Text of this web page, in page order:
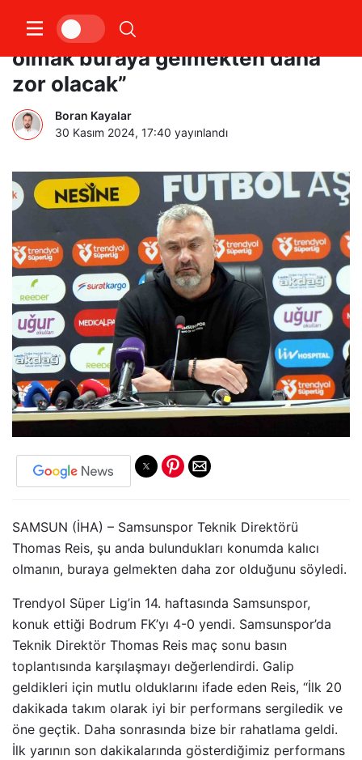
Thomas Reis: “Burada kalıcı
olmak buraya gelmekten daha
zor olacak”
Boran Kayalar
30 Kasım 2024, 17:40 yayınlandı
SAMSUN (İHA) – Samsunspor Teknik Direktörü
Thomas Reis, şu anda bulundukları konumda kalıcı
olmanın, buraya gelmekten daha zor olduğunu söyledi.
Trendyol Süper Lig’in 14. haftasında Samsunspor,
konuk ettiği Bodrum FK’yı 4-0 yendi. Samsunspor’da
Teknik Direktör Thomas Reis maç sonu basın
toplantısında karşılaşmayı değerlendirdi. Galip
geldikleri için mutlu olduklarını ifade eden Reis, “İlk 20
dakikada takım olarak iyi bir performans sergiledik ve
öne geçtik. Daha sonrasında bize bir rahatlama geldi.
İlk yarının son dakikalarında gösterdiğimiz performans